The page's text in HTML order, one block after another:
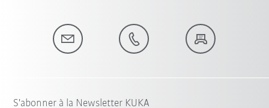
S'abonner à la Newsletter KUKA